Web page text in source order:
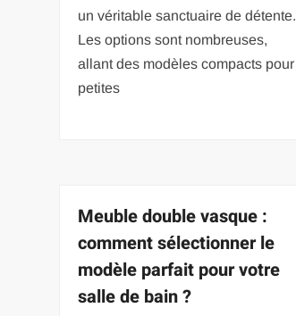
un véritable sanctuaire de détente.
Les options sont nombreuses,
allant des modèles compacts pour
petites
Meuble double vasque :
comment sélectionner le
modèle parfait pour votre
salle de bain ?